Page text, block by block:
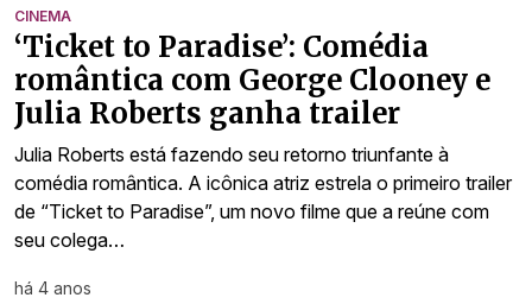
CINEMA
‘Ticket to Paradise’: Comédia
romântica com George Clooney e
Julia Roberts ganha trailer
Julia Roberts está fazendo seu retorno triunfante à
comédia romântica. A icônica atriz estrela o primeiro trailer
de “Ticket to Paradise”, um novo filme que a reúne com
seu colega…
há 4 anos